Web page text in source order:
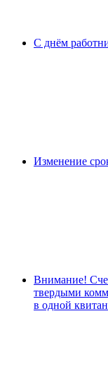
С днём
Изменение
Внимание!
твердыми
в одной